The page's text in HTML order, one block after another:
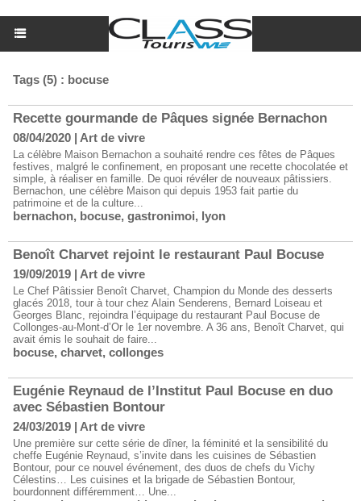
Tags (5) : bocuse
Recette gourmande de Pâques signée Bernachon
08/04/2020 | Art de vivre
La célèbre Maison Bernachon a souhaité rendre ces fêtes de Pâques
festives, malgré le confinement, en proposant une recette chocolatée et
simple, à réaliser en famille. De quoi révéler de nouveaux pâtissiers.
Bernachon, une célèbre Maison qui depuis 1953 fait partie du
patrimoine et de la culture...
bernachon, bocuse, gastronimoi, lyon
Benoît Charvet rejoint le restaurant Paul Bocuse
19/09/2019 | Art de vivre
Le Chef Pâtissier Benoît Charvet, Champion du Monde des desserts
glacés 2018, tour à tour chez Alain Senderens, Bernard Loiseau et
Georges Blanc, rejoindra l’équipage du restaurant Paul Bocuse de
Collonges-au-Mont-d’Or le 1er novembre. A 36 ans, Benoît Charvet, qui
avait émis le souhait de faire...
bocuse, charvet, collonges
Eugénie Reynaud de l’Institut Paul Bocuse en duo
avec Sébastien Bontour
24/03/2019 | Art de vivre
Une première sur cette série de dîner, la féminité et la sensibilité du
cheffe Eugénie Reynaud, s’invite dans les cuisines de Sébastien
Bontour, pour ce nouvel événement, des duos de chefs du Vichy
Célestins… Les cuisines et la brigade de Sébastien Bontour,
bourdonnent différemment… Une...